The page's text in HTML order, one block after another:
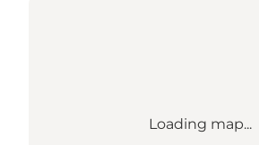
Loading map...